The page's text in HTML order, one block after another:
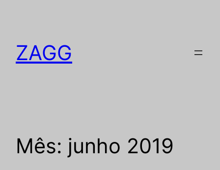
conteúdo
ZAGG
Mês: junho 2019